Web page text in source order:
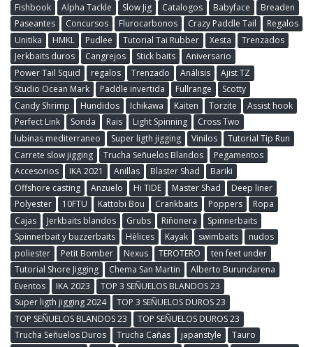
Fishbook
Alpha Tackle Slow Jig Catalogos Babyface
Breaden
Paseantes
Concursos Flurocarbonos Crazy Paddle Tail
Regalos
Unitika
HMKL Pudlee Tutorial Tai Rubber Xesta
Trenzados
Jerkbaits duros
Cangrejos Stick baits
Aniversario
Power Tail Squid
regalos Trenzado Análisis
Ajist TZ
Studio Ocean Mark
Paddle invertida Fullrange
Scotty
Candy Shrimp
Hundidos Ichikawa Kaiten Torzite
Assist hook
Perfect Link
Sonda Rais Light Spinning
Cross Two
lubinas mediterraneo
Super ligth jigging Vinilos
Tutorial Tip Run
Carrete slow jigging
Trucha Señuelos Blandos
Pegamentos
Accesorios
IKA 2021 Anillas Blaster Shad
Bariki
Offshore casting
Anzuelo Hi TIDE Master Shad
Deep liner
Polyester
10FTU Kattobi Bou Crankbaits Poppers
Ropa
Cajas
Jerkbaits blandos Grubs Riñonera
Spinnerbaits
Spinnerbait y buzzerbaits
Hèlices Kayak swimbaits
nudos
poliester
Petit Bomber Nexus TEROTERO
ten feet under
Tutorial Shore Jigging
Chema San Martin
Alberto Burundarena
Eventos
IKA 2023
TOP 3 SEÑUELOS BLANDOS 23
Super ligth jigging 2024
TOP 3 SEÑUELOS DUROS 23
TOP SEÑUELOS BLANDOS 23
TOP SEÑUELOS DUROS 23
Trucha Señuelos Duros
Trucha Cañas japanstyle
Tauro